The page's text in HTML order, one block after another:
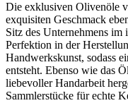
Die exklusiven Olivenöle
exquisiten Geschmack
Sitz des Unternehmens
Perfektion in der
Handwerkskunst, sodass
entsteht. Ebenso wie das
liebevoller Handarbeit
Sammlerstücke für echte